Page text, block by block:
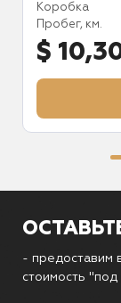
Коробка
Пробег, км.
$
- предоставим
стоимость "под